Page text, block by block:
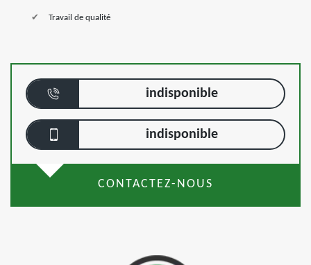
Travail de qualité
indisponible
indisponible
CONTACTEZ-NOUS